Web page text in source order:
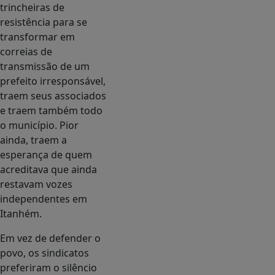
trincheiras de
resistência para se
transformar em
correias de
transmissão de um
prefeito irresponsável,
traem seus associados
e traem também todo
o município. Pior
ainda, traem a
esperança de quem
acreditava que ainda
restavam vozes
independentes em
Itanhém.
Em vez de defender o
povo, os sindicatos
preferiram o silêncio